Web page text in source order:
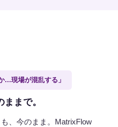
…現場が混乱する」
まで。
、今のまま。MatrixFlow